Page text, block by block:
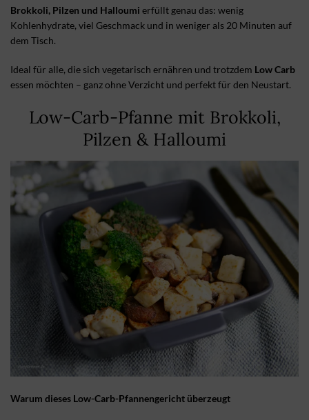
Brokkoli, Pilzen und Halloumi erfüllt genau das: wenig
Kohlenhydrate, viel Geschmack und in weniger als 20 Minuten auf
dem Tisch.
Ideal für alle, die sich vegetarisch ernähren und trotzdem Low Carb
essen möchten – ganz ohne Verzicht und perfekt für den Neustart.
Low-Carb-Pfanne mit Brokkoli,
Pilzen & Halloumi
Warum dieses Low-Carb-Pfannengericht überzeugt